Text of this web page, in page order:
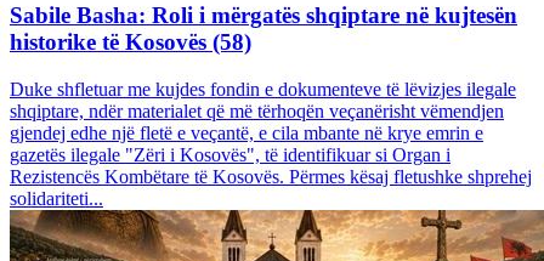
Sabile Basha: Roli i mërgatës shqiptare në kujtesën
historike të Kosovës (58)
Duke shfletuar me kujdes fondin e dokumenteve të lëvizjes ilegale
shqiptare, ndër materialet që më tërhoqën veçanërisht vëmendjen
gjendej edhe një fletë e veçantë, e cila mbante në krye emrin e
gazetës ilegale "Zëri i Kosovës", të identifikuar si Organ i
Rezistencës Kombëtare të Kosovës. Përmes kësaj fletushke shprehej
solidariteti...